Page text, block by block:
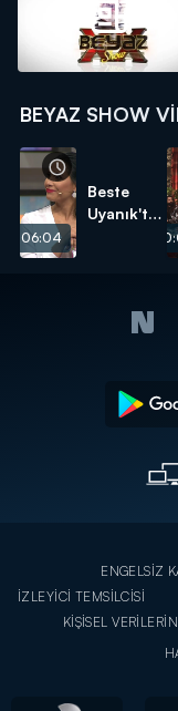
BEYAZ SHOW
Beste
Uyanık'tan
ENGELSİZ
İZLEYİCİ TEMSİLCİSİ
KİŞİSEL